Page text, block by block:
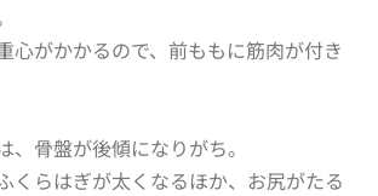
心がかかるので、前ももに筋肉が付き
、骨盤が後傾になりがち。
くらはぎが太くなるほか、お尻がたる